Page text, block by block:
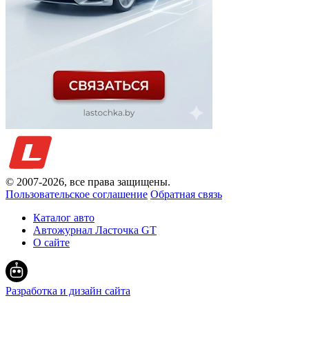
© 2007-2026, все права защищены.
Пользовательское соглашение Обратная связь
Каталог авто
Автожурнал Ласточка GT
О сайте
Разработка и дизайн сайта